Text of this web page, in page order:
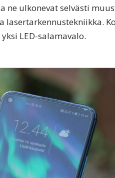
ulkonevat selvästi
lasertarkennustekniikka.
LED-salamavalo.